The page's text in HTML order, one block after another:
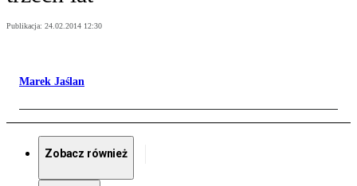
Publikacja: 24.02.2014 12:30
Marek Jaślan
Zobacz również